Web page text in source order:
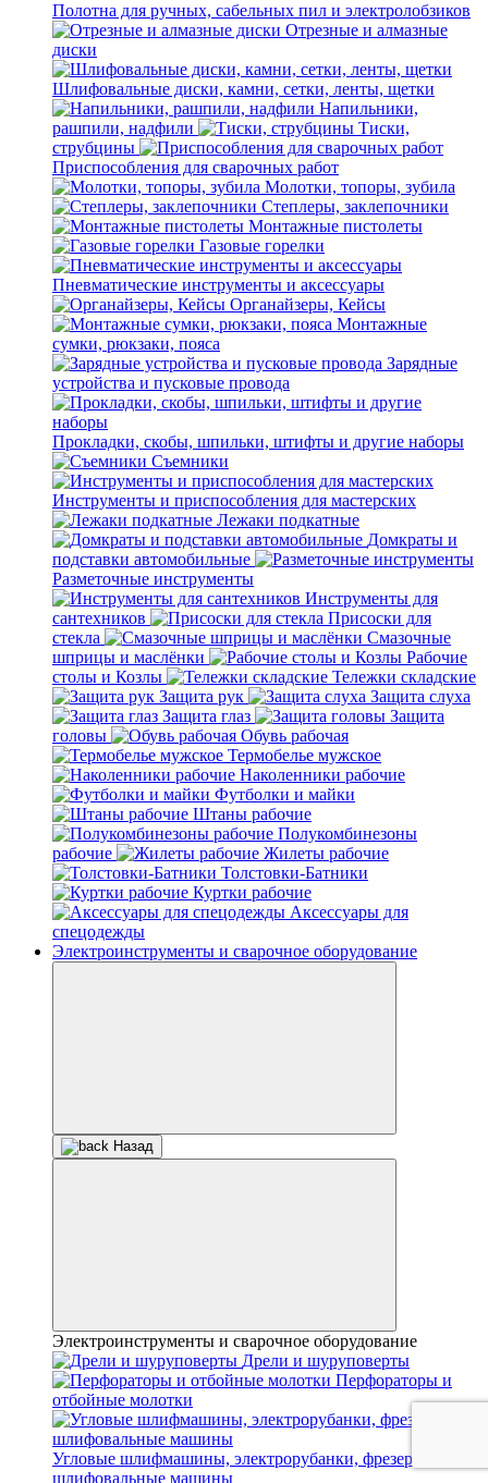
Полотна для ручных, сабельных пил и электролобзиков
Отрезные и алмазные
диски
Шлифовальные диски, камни, сетки, ленты, щетки
Напильники,
рашпили, надфили
Тиски,
струбцины
Приспособления для сварочных работ
Молотки, топоры, зубила
Степлеры, заклепочники
Монтажные пистолеты
Газовые горелки
Пневматические инструменты и аксессуары
Органайзеры, Кейсы
Монтажные
сумки, рюкзаки, пояса
Зарядные
устройства и пусковые провода
Прокладки, скобы, шпильки, штифты и другие наборы
Съемники
Инструменты и приспособления для мастерских
Лежаки подкатные
Домкраты и
подставки автомобильные
Разметочные инструменты
Инструменты для
сантехников
Присоски для
стекла
Смазочные
шприцы и маслёнки
Рабочие
столы и Козлы
Тележки складские
Защита рук
Защита слуха
Защита глаз
Защита
головы
Обувь рабочая
Термобелье мужское
Наколенники рабочие
Футболки и майки
Штаны рабочие
Полукомбинезоны
рабочие
Жилеты рабочие
Толстовки-Батники
Куртки рабочие
Аксессуары для
спецодежды
Электроинструменты и сварочное оборудование
Назад
Электроинструменты и сварочное оборудование
Дрели и шуруповерты
Перфораторы и
отбойные молотки
Угловые шлифмашины, электрорубанки, фрезеры и
шлифовальные машины